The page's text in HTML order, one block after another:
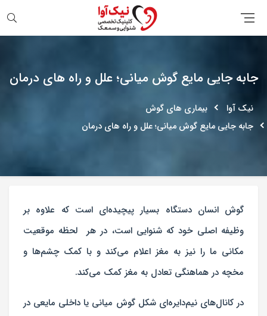
جابه جایی مایع گوش میانی؛ علل و راه های درمان
نیک آوا
بیماری های گوش
جابه جایی مایع گوش میانی؛ علل و راه های درمان
گوش انسان دستگاه بسیار پیچیده‌ای است که علاوه بر
وظیفه اصلی خود که شنوایی است، در هر لحظه موقعیت
مکانی ما را نیز به مغز اعلام می‌کند و با کمک چشم‌ها و
مخچه در هماهنگی تعادل به مغز کمک می‌کند.
در کانال‌های نیم‌دایره‌ای شکل گوش میانی یا داخلی مایعی در